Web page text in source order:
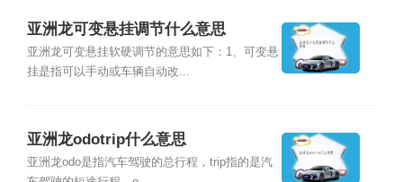
亚洲龙可变悬挂调节什么意思
亚洲龙可变悬挂软硬调节的意思如下：1、可变悬
挂是指可以手动或车辆自动改...
亚洲龙odotrip什么意思
亚洲龙odo是指汽车驾驶的总行程，trip指的是汽